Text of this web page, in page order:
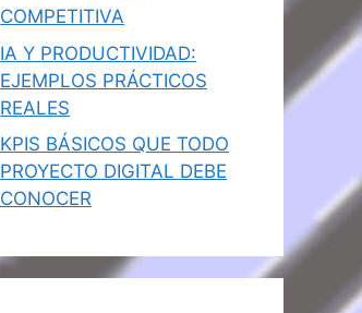
COMPETITIVA
IA Y PRODUCTIVIDAD:
EJEMPLOS PRÁCTICOS
REALES
KPIS BÁSICOS QUE TODO
PROYECTO DIGITAL DEBE
CONOCER